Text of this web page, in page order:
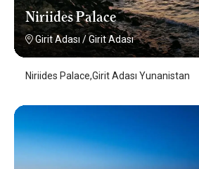
Niriides Palace
Girit Adası /Girit Adası
Niriides Palace,Girit Adası Yunanistan